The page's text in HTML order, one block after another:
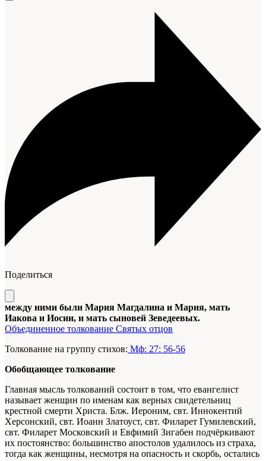
Поделиться
между ними были Мария Магдалина и Мария, мать
Иакова и Иосии, и мать сыновей Зеведеевых.
Объединенное толкование Святых отцов
Толкование на группу стихов: Мф: 27: 56-56
Обобщающее толкование
Главная мысль толкований состоит в том, что евангелист
называет женщин по именам как верных свидетельниц
крестной смерти Христа. Блж. Иероним, свт. Иннокентий
Херсонский, свт. Иоанн Златоуст, свт. Филарет Гумилевский,
свт. Филарет Московский и Евфимий Зигабен подчёркивают
их постоянство: большинство апостолов удалилось из страха,
тогда как женщины, несмотря на опасность и скорбь, остались